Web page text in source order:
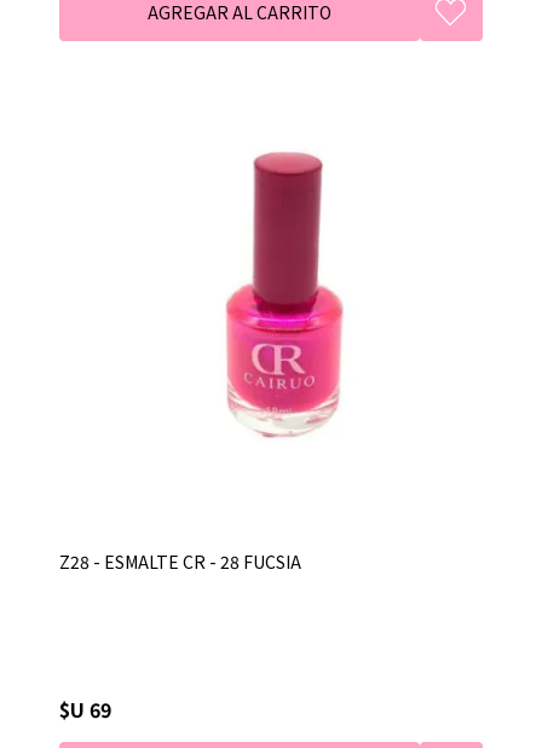
Z28 - ESMALTE CR - 28 FUCSIA
$U 69